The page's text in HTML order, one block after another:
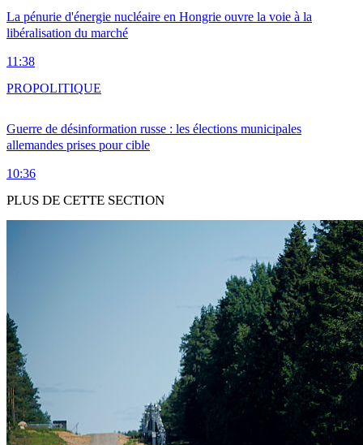
La pénurie d'énergie nucléaire en Hongrie ouvre la voie à la
libéralisation du marché
11:38
Guerre de désinformation russe : les élections municipales
allemandes prises pour cible
10:36
PROPOLITIQUE
PLUS DE CETTE SECTION